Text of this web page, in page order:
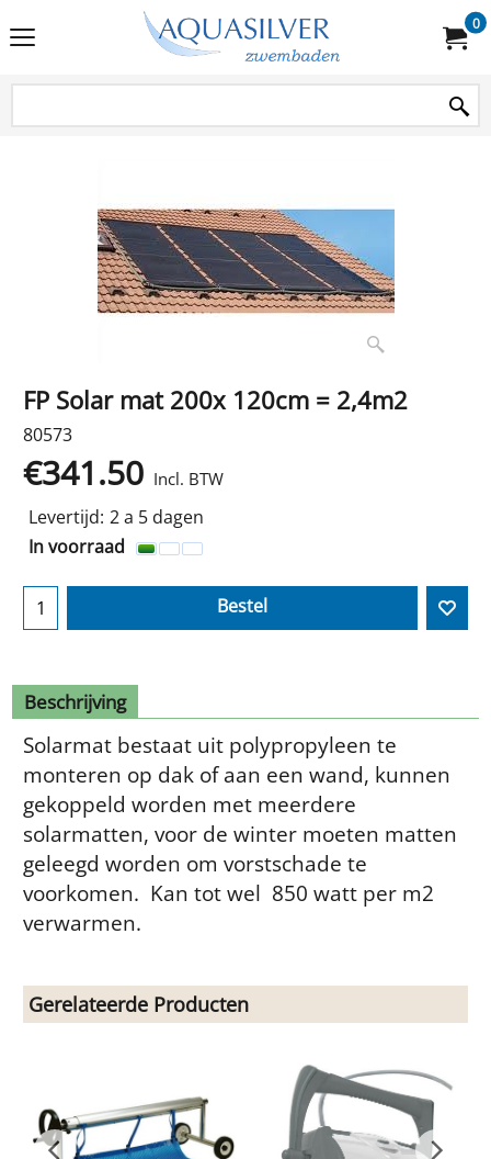
0
FP Solar mat 200x 120cm = 2,4m2
80573
€341.50 Incl. BTW
Levertijd: 2 a 5 dagen
In voorraad
Bestel
Beschrijving
Solarmat bestaat uit polypropyleen te
monteren op dak of aan een wand, kunnen
gekoppeld worden met meerdere
solarmatten, voor de winter moeten matten
geleegd worden om vorstschade te
voorkomen. Kan tot wel 850 watt per m2
verwarmen.
Gerelateerde Producten